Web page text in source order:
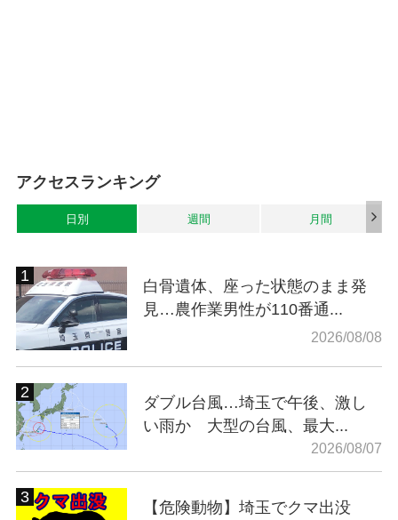
アクセスランキング
日別 週間 月間
白骨遺体、座った状態のまま発
見…農作業男性が110番通...
2026/08/08
ダブル台風…埼玉で午後、激し
い雨か 大型の台風、最大...
2026/08/07
【危険動物】埼玉でクマ出没